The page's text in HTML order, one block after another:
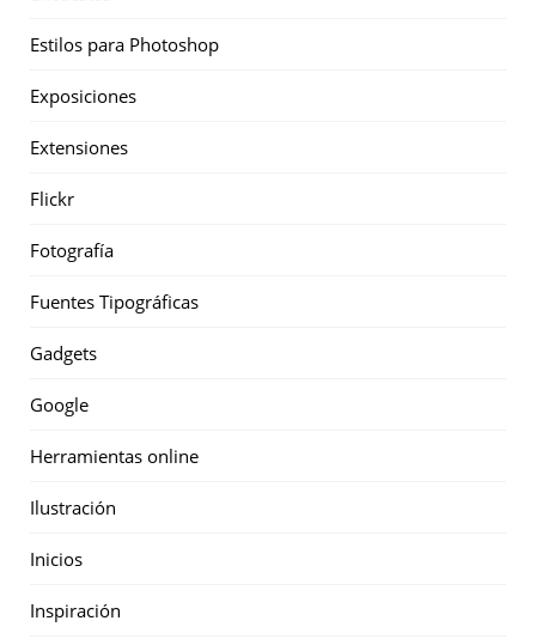
Estilos para Photoshop
Exposiciones
Extensiones
Flickr
Fotografía
Fuentes Tipográficas
Gadgets
Google
Herramientas online
Ilustración
Inicios
Inspiración